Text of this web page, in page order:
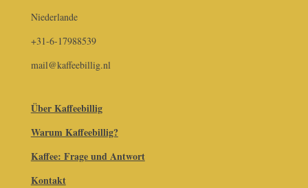
Niederlande
+31-6-17988539
mail@kaffeebillig.nl
Über Kaffeebillig
Warum Kaffeebillig?
Kaffee: Frage und Antwort
Kontakt